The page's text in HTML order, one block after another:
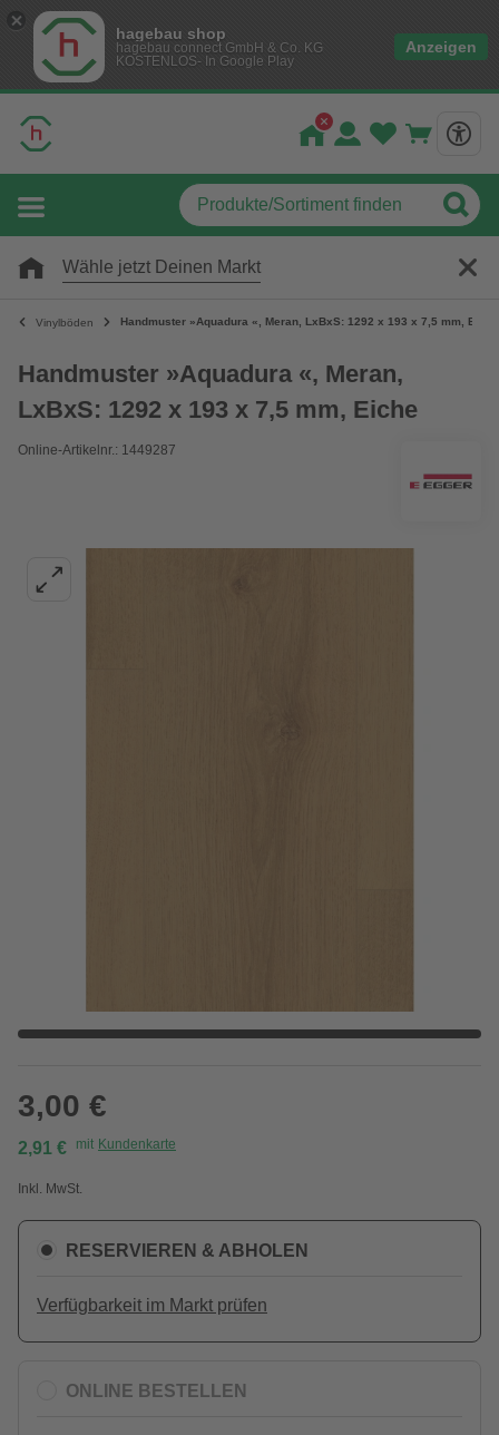
hagebau shop
hagebau connect GmbH & Co. KG
KOSTENLOS- In Google Play
Anzeigen
Wähle jetzt Deinen Markt
Vinylböden Handmuster »Aquadura «, Meran, LxBxS: 1292 x 193 x 7,5 mm, Eiche
Handmuster »Aquadura «, Meran,
LxBxS: 1292 x 193 x 7,5 mm, Eiche
Online-Artikelnr.: 1449287
3,00 €
2,91 € mit Kundenkarte
Inkl. MwSt.
RESERVIEREN & ABHOLEN
Verfügbarkeit im Markt prüfen
ONLINE BESTELLEN